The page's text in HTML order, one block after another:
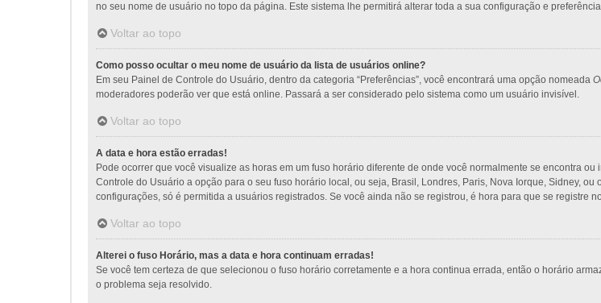
no seu nome de usuário no topo da página. Este sistema lhe permitirá alterar toda a sua configuração e
Voltar ao topo
Como posso ocultar o meu nome de usuário da lista de usuários online?
Em seu Painel de Controle do Usuário, dentro da categoria “Preferências”, você encontrará uma opção nomeada
moderadores poderão ver que está online. Passará a ser considerado pelo sistema como um usuário invisível.
Voltar ao topo
A data e hora estão erradas!
Pode ocorrer que você visualize as horas em um fuso horário diferente de onde você normalmente se encontra
Controle do Usuário a opção para o seu fuso horário local, ou seja, Brasil, Londres, Paris, Nova Iorque, Sidney,
configurações, só é permitida a usuários registrados. Se você ainda não se registrou, é hora para que se registre
Voltar ao topo
Alterei o fuso Horário, mas a data e hora continuam erradas!
Se você tem certeza de que selecionou o fuso horário corretamente e a hora continua errada, então o horário
o problema seja resolvido.